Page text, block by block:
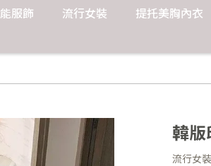
服飾 流行女裝 提托美胸內衣
韓
流行女裝